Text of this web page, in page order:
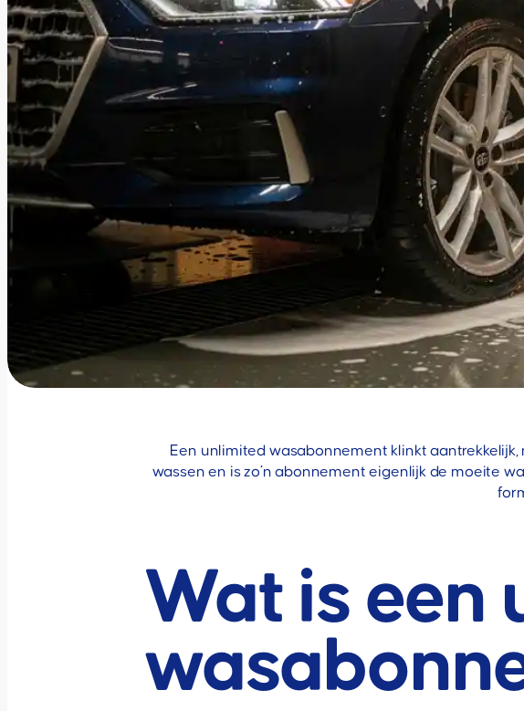
Een unlimited wasabonnement klinkt
wassen en is zo’n abonnement eigenlijk de moeite
Wat is een